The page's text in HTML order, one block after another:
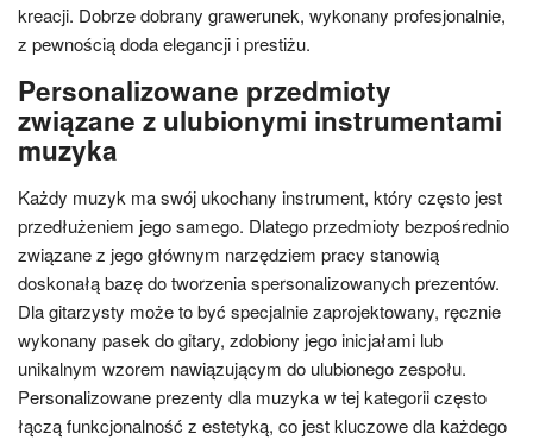
kreacji. Dobrze dobrany grawerunek, wykonany profesjonalnie,
z pewnością doda elegancji i prestiżu.
Personalizowane przedmioty
związane z ulubionymi instrumentami
muzyka
Każdy muzyk ma swój ukochany instrument, który często jest
przedłużeniem jego samego. Dlatego przedmioty bezpośrednio
związane z jego głównym narzędziem pracy stanowią
doskonałą bazę do tworzenia spersonalizowanych prezentów.
Dla gitarzysty może to być specjalnie zaprojektowany, ręcznie
wykonany pasek do gitary, zdobiony jego inicjałami lub
unikalnym wzorem nawiązującym do ulubionego zespołu.
Personalizowane prezenty dla muzyka w tej kategorii często
łączą funkcjonalność z estetyką, co jest kluczowe dla każdego